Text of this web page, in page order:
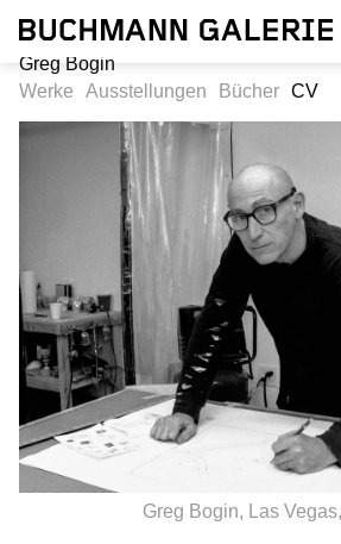
zum
Inhalt
Greg Bogin
Werke
Ausstellungen Bücher CV
Greg Bogin, Las